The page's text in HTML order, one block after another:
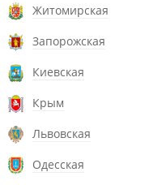
Житомирская
Запорожская
Киевская
Крым
Львовская
Одесская